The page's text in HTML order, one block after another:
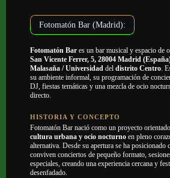
Fotomatón Bar (Madrid):
Fotomatón Bar es un bar musical y espacio de
San Vicente Ferrer, 5, 28004 Madrid
Malasaña / Universidad del distrito Centro.
su ambiente informal, su programación de
DJ, fiestas temáticas y una mezcla de ocio
directo.
HISTORIA Y CONCEPTO
Fotomatón Bar nació como un proyecto
cultura urbana y ocio nocturno en pleno
alternativa. Desde su apertura se ha posicionado
conviven conciertos de pequeño formato,
especiales, creando una experiencia cercana y
desenfadado.